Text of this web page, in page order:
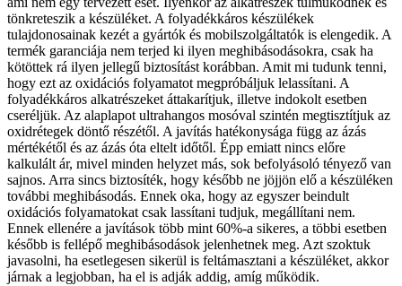
tönkreteszik a készüléket. A folyadékkáros készülékek
tulajdonosainak kezét a gyártók és mobilszolgáltatók is elengedik. A
termék garanciája nem terjed ki ilyen meghibásodásokra, csak ha
kötöttek rá ilyen jellegű biztosítást korábban. Amit mi tudunk tenni,
hogy ezt az oxidációs folyamatot megpróbáljuk lelassítani. A
folyadékkáros alkatrészeket áttakarítjuk, illetve indokolt esetben
cseréljük. Az alaplapot ultrahangos mosóval szintén megtisztítjuk az
oxidrétegek döntő részétől. A javítás hatékonysága függ az ázás
mértékétől és az ázás óta eltelt időtől. Épp emiatt nincs előre
kalkulált ár, mivel minden helyzet más, sok befolyásoló tényező van
sajnos. Arra sincs biztosíték, hogy később ne jöjjön elő a készüléken
további meghibásodás. Ennek oka, hogy az egyszer beindult
oxidációs folyamatokat csak lassítani tudjuk, megállítani nem.
Ennek ellenére a javítások több mint 60%-a sikeres, a többi esetben
később is fellépő meghibásodások jelenhetnek meg. Azt szoktuk
javasolni, ha esetlegesen sikerül is feltámasztani a készüléket, akkor
járnak a legjobban, ha el is adják addig, amíg működik.